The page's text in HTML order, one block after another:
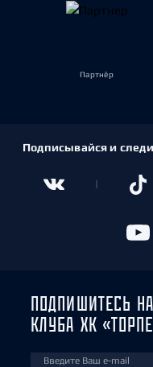
Партнёр
Подписывайся и
ПОДПИШИТЕСЬ
КЛУБА ХК
Введите Ваш e-mail